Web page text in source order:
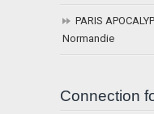
PARIS
Normandie
Connection